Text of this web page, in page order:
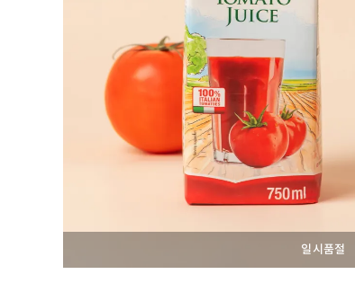
일시품절